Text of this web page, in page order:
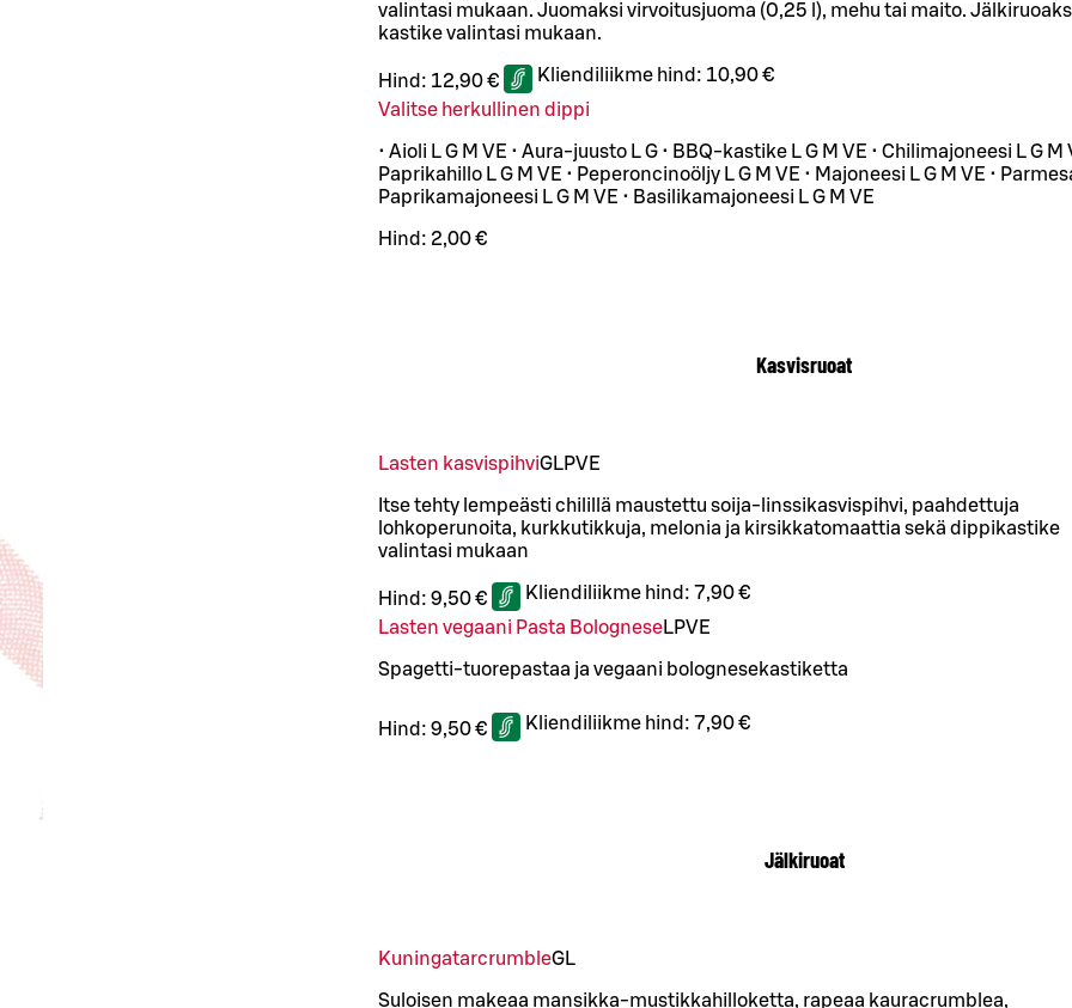
valintasi mukaan. Juomaksi virvoitusjuoma (0,25 l), mehu tai maito.
kastike valintasi mukaan.
Hind: 12,90 € Kliendiliikme hind: 10,90 €
Valitse herkullinen dippi
• Aioli L G M VE • Aura-juusto L G • BBQ-kastike L G M VE • Chilimajoneesi L G M
Paprikahillo L G M VE • Peperoncinoöljy L G M VE • Majoneesi L G M VE •
Paprikamajoneesi L G M VE • Basilikamajoneesi L G M VE
Hind: 2,00 €
Kasvisruoat
Lasten kasvispihviGLPVE
Itse tehty lempeästi chilillä maustettu soija-linssikasvispihvi, paahdettuja
lohkoperunoita, kurkkutikkuja, melonia ja kirsikkatomaattia sekä dippikastike
valintasi mukaan
Hind: 9,50 € Kliendiliikme hind: 7,90 €
Lasten vegaani Pasta BologneseLPVE
Spagetti-tuorepastaa ja vegaani bolognesekastiketta
Hind: 9,50 € Kliendiliikme hind: 7,90 €
Jälkiruoat
KuningatarcrumbleGL
Suloisen makeaa mansikka-mustikkahilloketta, rapeaa kauracrumblea,